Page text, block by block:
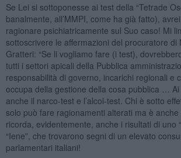
Se Lei si sottoponesse ai test della “Tetrade
banalmente, all’MMPI, come ha già fatto),
ragionare psichiatricamente sul Suo caso! Mi
sottoscrivere le affermazioni del procuratore di
Gratteri: “Se li vogliamo fare (i test),
tutti i settori apicali della Pubblica
responsabilità di governo, incarichi regionali e
occupa della gestione della cosa pubblica …
anche il narco-test e l’alcol-test. Chi è sotto
solo può fare ragionamenti alterati ma è anche
ricorda, evidentemente, anche i risultati di uno
“Iene”, che trovarono segni di un elevato
parlamentari italiani!